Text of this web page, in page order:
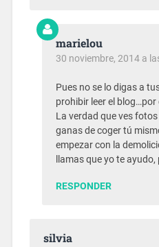
marielou
30 noviembre, 2014 a
Pues no se lo digas a
prohibir leer el
La verdad que ves
ganas de coger tú
empezar con la
llamas que yo te ayudo,
RESPONDER
silvia